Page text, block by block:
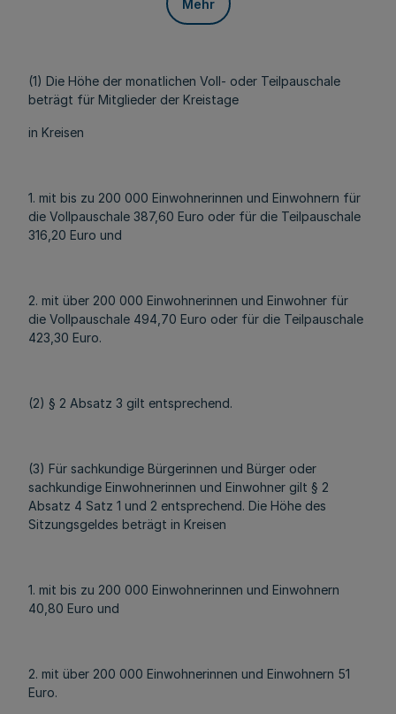
Mehr
(1) Die Höhe der monatlichen Voll- oder Teilpauschale
beträgt für Mitglieder der Kreistage
in Kreisen
1. mit bis zu 200 000 Einwohnerinnen und Einwohnern für
die Vollpauschale 387,60 Euro oder für die Teilpauschale
316,20 Euro und
2. mit über 200 000 Einwohnerinnen und Einwohner für
die Vollpauschale 494,70 Euro oder für die Teilpauschale
423,30 Euro.
(2) § 2 Absatz 3 gilt entsprechend.
(3) Für sachkundige Bürgerinnen und Bürger oder
sachkundige Einwohnerinnen und Einwohner gilt § 2
Absatz 4 Satz 1 und 2 entsprechend. Die Höhe des
Sitzungsgeldes beträgt in Kreisen
1. mit bis zu 200 000 Einwohnerinnen und Einwohnern
40,80 Euro und
2. mit über 200 000 Einwohnerinnen und Einwohnern 51
Euro.